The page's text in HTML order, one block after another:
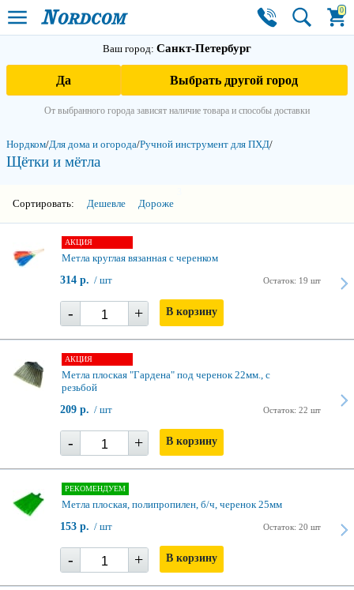
0
Ваш город: Санкт-Петербург
Да Выбрать другой город
От выбранного города зависят наличие товара и способы доставки
Нордком/Для дома и огорода/Ручной инструмент для ПХД/
Щётки и мётла
Сортировать: Дешевле Дороже
АКЦИЯ
Метла круглая вязанная с черенком
Остаток: 19 шт
314 р. / шт
- + В корзину
АКЦИЯ
Метла плоская "Гардена" под черенок 22мм., с
резьбой
Остаток: 22 шт
209 р. / шт
- + В корзину
РЕКОМЕНДУЕМ
Метла плоская, полипропилен, б/ч, черенок 25мм
Остаток: 20 шт
153 р. / шт
- + В корзину